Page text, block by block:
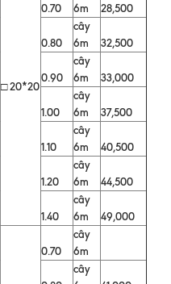
□ 20*20
0.70
6m
28,500
0.80
cây
6m
32,500
0.90
cây
6m
33,000
1.00
cây
6m
37,500
1.10
cây
6m
40,500
1.20
cây
6m
44,500
1.40
cây
6m
49,000
0.70
cây
6m
cây